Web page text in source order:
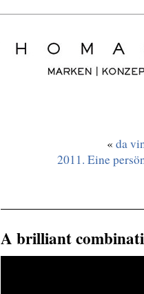
« da
2011. Eine
A brilliant